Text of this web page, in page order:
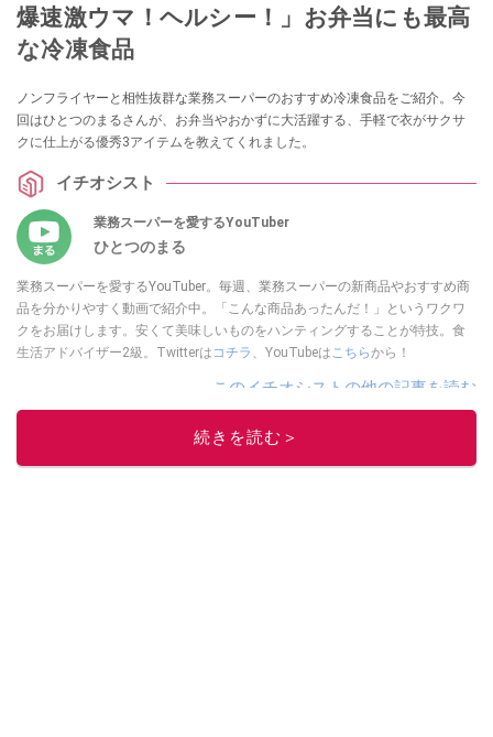
爆速激ウマ！ヘルシー！」お弁当にも最高
な冷凍食品
ノンフライヤーと相性抜群な業務スーパーのおすすめ冷凍食品をご紹介。今
回はひとつのまるさんが、お弁当やおかずに大活躍する、手軽で衣がサクサ
クに仕上がる優秀3アイテムを教えてくれました。
イチオシスト
業務スーパーを愛するYouTuber
ひとつのまる
業務スーパーを愛するYouTuber。毎週、業務スーパーの新商品やおすすめ商
品を分かりやすく動画で紹介中。「こんな商品あったんだ！」というワクワ
クをお届けします。安くて美味しいものをハンティングすることが特技。食
生活アドバイザー2級。Twitterは コチラ 、YouTubeは こちらから！
このイチオシストの他の記事を読む
続きを読む＞